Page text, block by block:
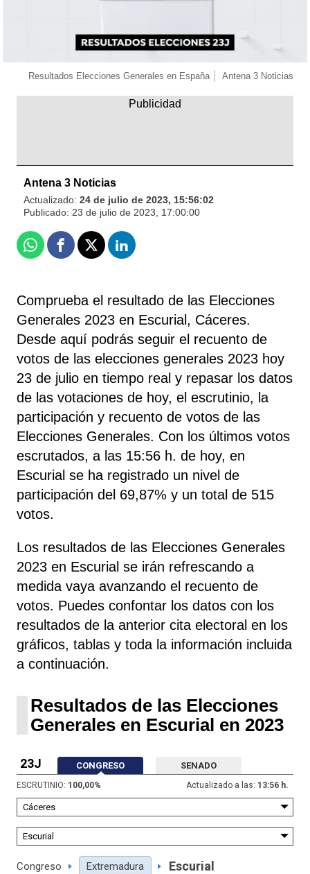
Resultados Elecciones Generales en España Antena 3 Noticias
Antena 3 Noticias
Actualizado: 24 de julio de 2023, 15:56:02
Publicado: 23 de julio de 2023, 17:00:00
WhatsappFacebook
X Linkedin
Comprueba el resultado de las Elecciones
Generales 2023 en Escurial, Cáceres.
Desde aquí podrás seguir el recuento de
votos de las elecciones generales 2023 hoy
23 de julio en tiempo real y repasar los datos
de las votaciones de hoy, el escrutinio, la
participación y recuento de votos de las
Elecciones Generales. Con los últimos votos
escrutados, a las 15:56 h. de hoy, en
Escurial se ha registrado un nivel de
participación del 69,87% y un total de 515
votos.
Los resultados de las Elecciones Generales
2023 en Escurial se irán refrescando a
medida vaya avanzando el recuento de
votos. Puedes confontar los datos con los
resultados de la anterior cita electoral en los
gráficos, tablas y toda la información incluida
a continuación.
Resultados de las Elecciones
Generales en Escurial en 2023
23J CONGRESO SENADO
ESCRUTINIO: 100,00% Actualizado a las: 13:56 h.
Congreso Extremadura Escurial